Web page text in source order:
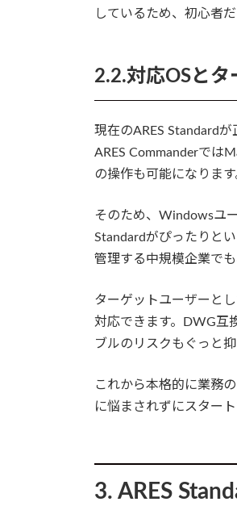
しているため、初心者
2.2.対応OSと
現在のARES Standard
ARES Commanderでは
の操作も可能になります
そのため、Windowsユ
Standardがぴったりと
管理する中規模企業で
ターゲットユーザーと
対応できます。DWG互
ブルのリスクもぐっと抑
これから本格的に業務
に悩まされずにスター
3. ARES